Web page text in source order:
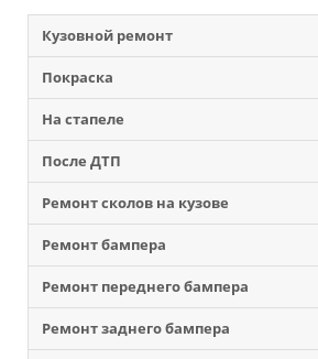
Кузовной ремонт
Покраска
На стапеле
После ДТП
Ремонт сколов на кузове
Ремонт бампера
Ремонт переднего бампера
Ремонт заднего бампера